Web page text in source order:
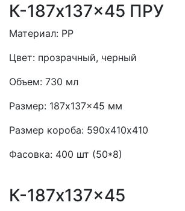
К-187x137x45 ПРУ
Материал: PP
Цвет: прозрачный, черный
Объем: 730 мл
Размер: 187x137x45 мм
Размер короба: 590х410х410
Фасовка: 400 шт (50*8)
К-187x137x45